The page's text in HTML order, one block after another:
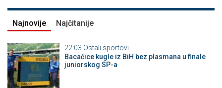
Najnovije Najčitanije
22:03 Ostali sportovi
Bacačice kugle iz BiH bez plasmana u finale
juniorskog SP-a